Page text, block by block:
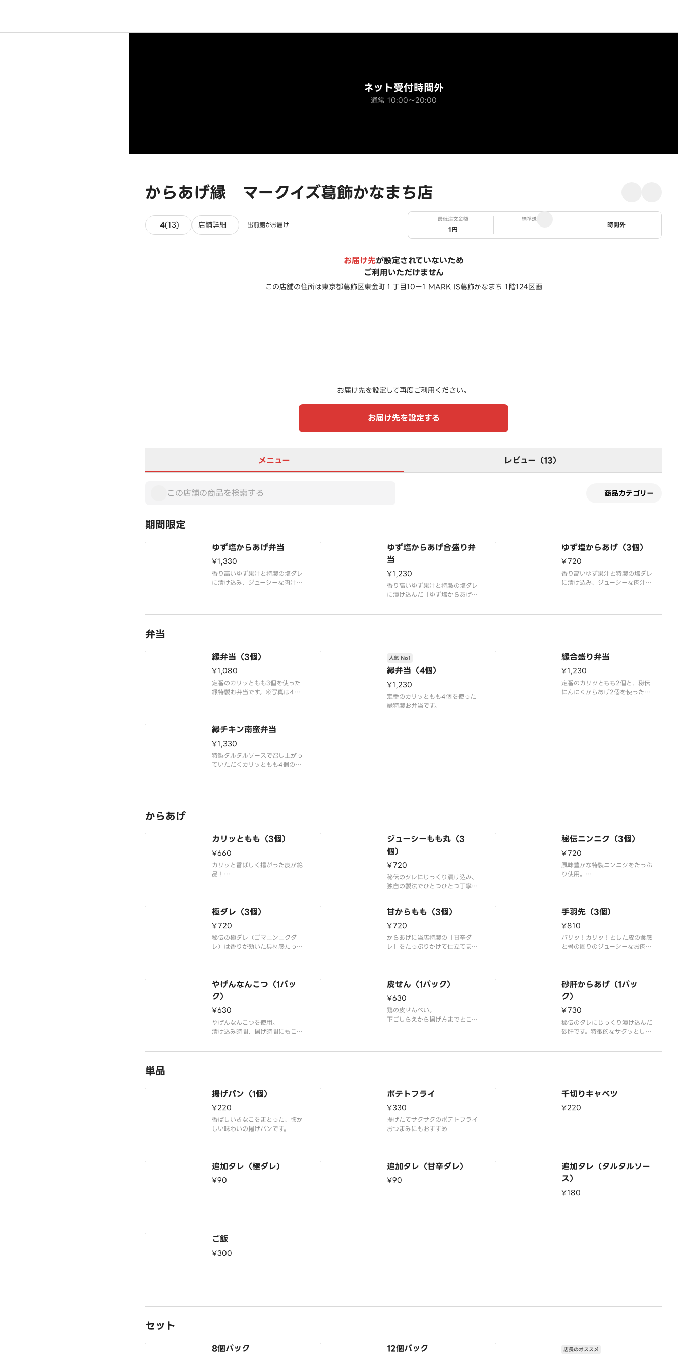
からあげ縁 マークイズ葛飾かなまち店
ネット受付時間外
通常 10:00～20:00
4(13) 13件のレビュー
店舗詳細 出前館がお届け
最低注文金額
1円
標準送料
ステータス
時間外
お届け先が設定されていないため
ご利用いただけません
この店舗の住所は東京都葛飾区東金町１丁目10ー1 MARK IS葛飾かなまち 1階124区画
お届け先を設定して再度ご利用ください。
お届け先を設定する
メニュー レビュー（13）
商品カテゴリー
期間限定
ゆず塩からあげ弁当
¥1,330
香り高いゆず果汁と特製の塩ダレ
に漬け込み、ジューシーな肉汁と
ゆず塩からあげ合盛り弁
当
¥1,230
香り高いゆず果汁と特製の塩ダレ
に漬け込んだ「ゆず塩からあげ」
度にお楽しみいただけるお弁当で
ゆず塩からあげ（3個）
¥720
香り高いゆず果汁と特製の塩ダレ
に漬け込み、ジューシーな肉汁と
弁当
縁弁当（3個）
¥1,080
定番のカリッともも3個を使った
縁特製お弁当です。※写真は4個
縁弁当（4個）
人気 No1
¥1,230
定番のカリッともも4個を使った
縁特製お弁当です。
縁合盛り弁当
¥1,230
定番のカリッともも2個と、秘伝
にんにくからあげ2個を使った縁
縁チキン南蛮弁当
¥1,330
特製タルタルソースで召し上がっ
ていただくカリッともも4個のチ
からあげ
カリッともも（3個）
¥660
カリッと香ばしく揚がった皮が絶
品！
ジューシーもも丸（3
個）
¥720
秘伝のタレにじっくり漬け込み、
独自の製法でひとつひとつ丁寧に
くジューシーなからあげ。
秘伝ニンニク（3個）
¥720
風味豊かな特製ニンニクをたっぷ
り使用。
極ダレ（3個）
¥720
秘伝の極ダレ（ゴマニンニクダ
レ）は香りが効いた具材感たっぷ
甘からもも（3個）
¥720
からあげに当店特製の「甘辛ダ
レ」をたっぷりかけて仕立てまし
手羽先（3個）
¥810
パリッ！カリッ！とした皮の食感
と骨の周りのジューシーなお肉の
やげんなんこつ（1パッ
ク）
¥630
やげんなんこつを使用。
漬け込み時間、揚げ時間にもこだ
皮せん（1パック）
¥630
鶏の皮せんべい。
下ごしらえから揚げ方までとこと
砂肝からあげ（1パッ
ク）
¥730
秘伝のタレにじっくり漬け込んだ
砂肝です。特徴的なサクッとした
クセになる⼀品です。
単品
揚げパン（1個）
¥220
香ばしいきなこをまとった、懐か
しい味わいの揚げパンです。
ポテトフライ
¥330
揚げたてサクサクのポテトフライ
おつまみにもおすすめ
千切りキャベツ
¥220
追加タレ（極ダレ）
¥90
追加タレ（甘辛ダレ）
¥90
追加タレ（タルタルソー
ス）
¥180
ご飯
¥300
セット
8個パック 12個パック 店長のオススメ